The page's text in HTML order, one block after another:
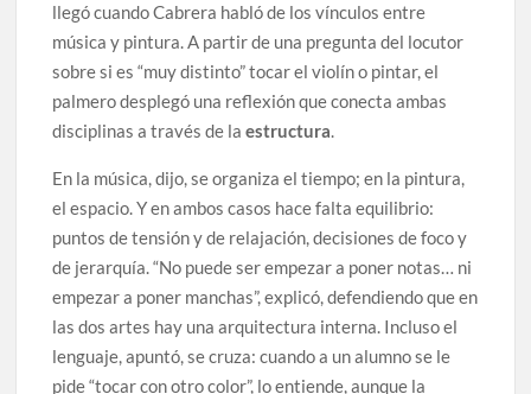
llegó cuando Cabrera habló de los vínculos entre
música y pintura. A partir de una pregunta del locutor
sobre si es “muy distinto” tocar el violín o pintar, el
palmero desplegó una reflexión que conecta ambas
disciplinas a través de laestructura.
En la música, dijo, se organiza el tiempo; en la pintura,
el espacio. Y en ambos casos hace falta equilibrio:
puntos de tensión y de relajación, decisiones de foco y
de jerarquía. “No puede ser empezar a poner notas… ni
empezar a poner manchas”, explicó, defendiendo que en
las dos artes hay una arquitectura interna. Incluso el
lenguaje, apuntó, se cruza: cuando a un alumno se le
pide “tocar con otro color”, lo entiende, aunque la